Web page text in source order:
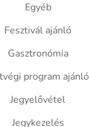
Egyéb
Fesztivál ajánló
Gasztronómia
program ajánló
Jegyelővétel
Jegykezelés